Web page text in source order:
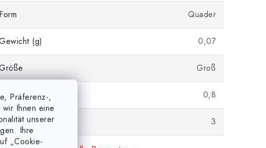
Präferenz-,
Ihnen eine
unserer
Ihre
„Cookie-
Form Quader
(g) 0,07
Groß
Höhe C (mm) 0,8
A (mm) 3